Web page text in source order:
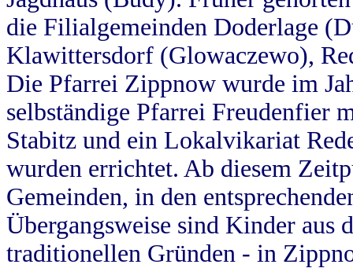
die Filialgemeinden Doderlage
Klawittersdorf (Glowaczewo),
Die Pfarrei Zippnow wurde im
selbständige Pfarrei Freudenfier
Stabitz und ein Lokalvikariat
wurden errichtet. Ab diesem
Gemeinden, in den
Übergangsweise sind Kinder aus
traditionellen Gründen - in